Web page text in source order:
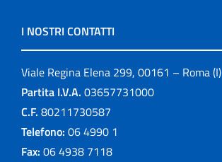
I NOSTRI CONTATTI
Viale Regina Elena 299, 00161 – Roma (I)
Partita I.V.A. 03657731000
C.F. 80211730587
Telefono: 06 4990 1
Fax: 06 4938 7118